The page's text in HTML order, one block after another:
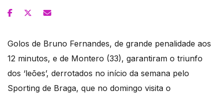
Golos de Bruno Fernandes, de grande penalidade aos
12 minutos, e de Montero (33), garantiram o triunfo
dos ‘leões’, derrotados no início da semana pelo
Sporting de Braga, que no domingo visita o